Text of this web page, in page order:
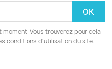
Vous trouverez pour cela
conditions d'utilisation du site.